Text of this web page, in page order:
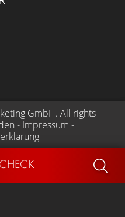
CHECK
GmbH. All rights
- Impressum -